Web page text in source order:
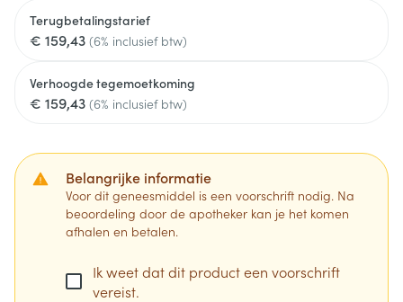
Terugbetalingstarief
€ 159,43 (6% inclusief btw)
Verhoogde tegemoetkoming
€ 159,43 (6% inclusief btw)
Belangrijke informatie
Voor dit geneesmiddel is een voorschrift nodig. Na
beoordeling door de apotheker kan je het komen
afhalen en betalen.
Ik weet dat dit product een voorschrift
vereist.